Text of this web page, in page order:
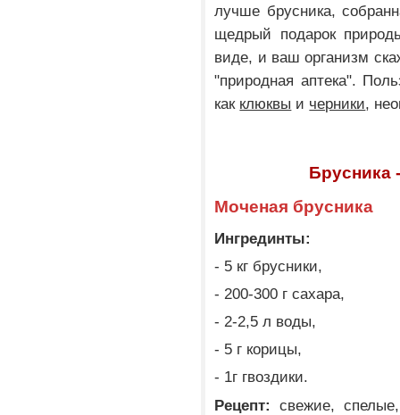
лучше брусника,
щедрый подарок
виде, и ваш организм
"природная аптека".
как клюквы и черники,
Брусника
Моченая брусника
Ингрединты:
- 5 кг брусники,
- 200-300 г сахара,
- 2-2,5 л воды,
- 5 г корицы,
- 1г гвоздики.
Рецепт:
свежие,